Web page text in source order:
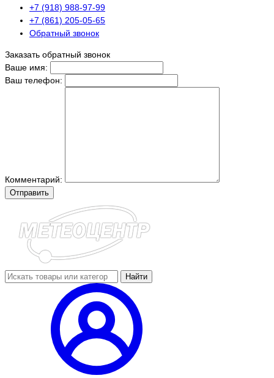
+7 (918) 988-97-99
+7 (861) 205-05-65
Обратный звонок
Заказать обратный звонок
Ваше имя:
Ваш телефон:
Комментарий:
Отправить
Найти